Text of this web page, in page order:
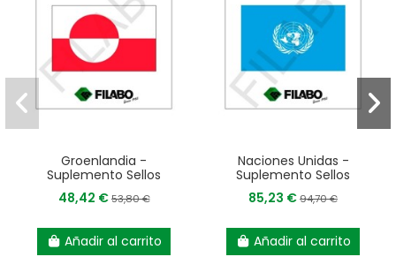
Groenlandia -
Suplemento Sellos
48,42 €53,80 €
Añadir al carrito
Naciones Unidas -
Suplemento Sellos
85,23 €94,70 €
Añadir al carrito